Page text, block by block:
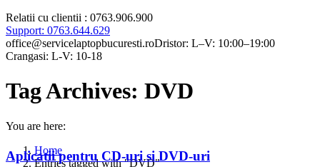
Relatii cu clientii : 0763.906.900
Support: 0763.644.629
office@servicelaptopbucuresti.roDristor: L–V: 10:00–19:00
Crangasi: L-V: 10-18
Tag Archives: DVD
You are here:
Home
Entries tagged with "DVD"
Aplicatii pentru CD-uri si DVD-uri